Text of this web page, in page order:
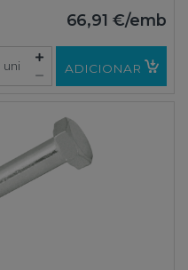
66,91 €/emb
uni ADICIONAR